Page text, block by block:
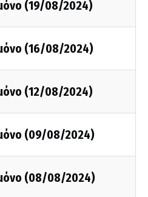
(19/08/2024)
(16/08/2024)
(12/08/2024)
(09/08/2024)
(08/08/2024)